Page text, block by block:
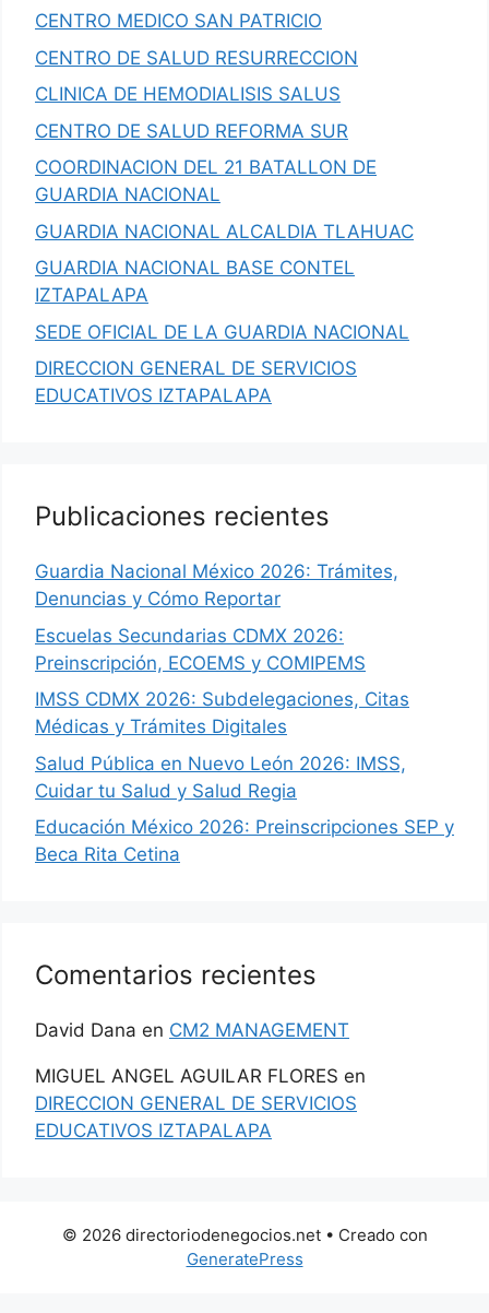
CENTRO MEDICO SAN PATRICIO
CENTRO DE SALUD RESURRECCION
CLINICA DE HEMODIALISIS SALUS
CENTRO DE SALUD REFORMA SUR
COORDINACION DEL 21 BATALLON DE
GUARDIA NACIONAL
GUARDIA NACIONAL ALCALDIA TLAHUAC
GUARDIA NACIONAL BASE CONTEL
IZTAPALAPA
SEDE OFICIAL DE LA GUARDIA NACIONAL
DIRECCION GENERAL DE SERVICIOS
EDUCATIVOS IZTAPALAPA
Publicaciones recientes
Guardia Nacional México 2026: Trámites,
Denuncias y Cómo Reportar
Escuelas Secundarias CDMX 2026:
Preinscripción, ECOEMS y COMIPEMS
IMSS CDMX 2026: Subdelegaciones, Citas
Médicas y Trámites Digitales
Salud Pública en Nuevo León 2026: IMSS,
Cuidar tu Salud y Salud Regia
Educación México 2026: Preinscripciones SEP y
Beca Rita Cetina
Comentarios recientes
David Dana en CM2 MANAGEMENT
MIGUEL ANGEL AGUILAR FLORES en
DIRECCION GENERAL DE SERVICIOS
EDUCATIVOS IZTAPALAPA
© 2026 directoriodenegocios.net• Creado con
GeneratePress